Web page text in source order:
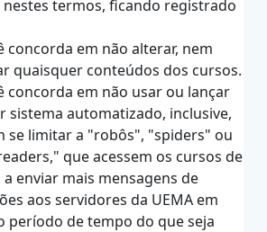
termos, ficando registrado
concorda em não alterar, nem
quaisquer conteúdos dos cursos.
concorda em não usar ou lançar
sistema automatizado, inclusive,
se limitar a "robôs", "spiders" ou
que acessem os cursos de
enviar mais mensagens de
aos servidores da UEMA em
período de tempo do que seja